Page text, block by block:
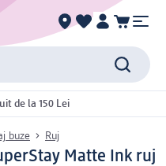
de la 150 Lei
buze Ruj
Matte Ink ruj